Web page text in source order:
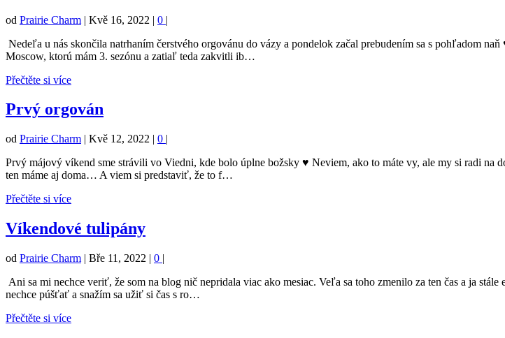
od Prairie Charm | Kvě 16, 2022 | 0 |
Nedeľa u nás skončila natrhaním čerstvého orgovánu do vázy a pondelok začal prebudením sa s pohľadom
Moscow, ktorú mám 3. sezónu a zatiaľ teda zakvitli ib…
Přečtěte si více
Prvý orgován
od Prairie Charm | Kvě 12, 2022 | 0 |
Prvý májový víkend sme strávili vo Viedni, kde bolo úplne božsky ♥ Neviem, ako to máte vy, ale my si radi na
ten máme aj doma… A viem si predstaviť, že to f…
Přečtěte si více
Víkendové tulipány
od Prairie Charm | Bře 11, 2022 | 0 |
Ani sa mi nechce veriť, že som na blog nič nepridala viac ako mesiac. Veľa sa toho zmenilo za ten čas a ja
nechce púšťať a snažím sa užiť si čas s ro…
Přečtěte si více